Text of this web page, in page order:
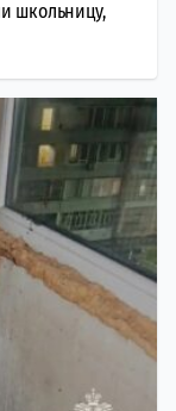
школьницу,